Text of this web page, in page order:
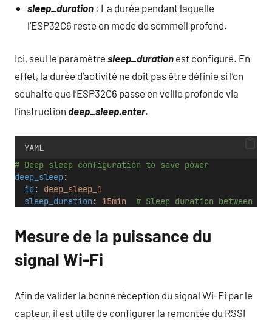
sleep_duration : La durée pendant laquelle
l’ESP32C6 reste en mode de sommeil profond.
Ici, seul le paramètre sleep_duration est configuré. En
effet, la durée d’activité ne doit pas être définie si l’on
souhaite que l’ESP32C6 passe en veille profonde via
l’instruction deep_sleep.enter.
YAML
# Deep sleep configuration to save power
deep_sleep:
id : deep_sleep_1
sleep_duration: 15min # Sleep duration between
Mesure de la puissance du
signal Wi-Fi
Afin de valider la bonne réception du signal Wi-Fi par le
capteur, il est utile de configurer la remontée du RSSI